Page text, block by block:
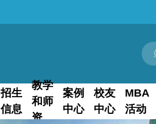
招生
信息
教学
和师
资
案例
中心
校友
中心
MBA
活动